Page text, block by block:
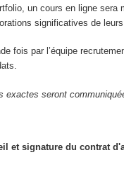
un cours en ligne
significatives de leurs
fois par l’équipe
seront
et signature du contrat